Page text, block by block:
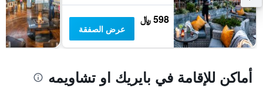
598 ﷼
عرض الصفقة
أماكن للإقامة في بايريك او تشاويمه